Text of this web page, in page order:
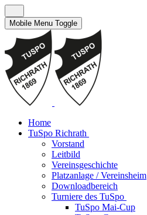
Mobile Menu Toggle
Home
TuSpo Richrath
Vorstand
Leitbild
Vereinsgeschichte
Platzanlage / Vereinsheim
Downloadbereich
Turniere des TuSpo
TuSpo Mai-Cup